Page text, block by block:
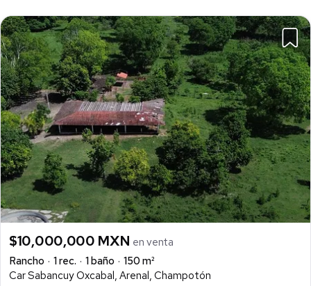
$10,000,000 MXN en venta
Rancho
1 rec. 1 baño
150 m²
Car Sabancuy Oxcabal, Arenal, Champotón